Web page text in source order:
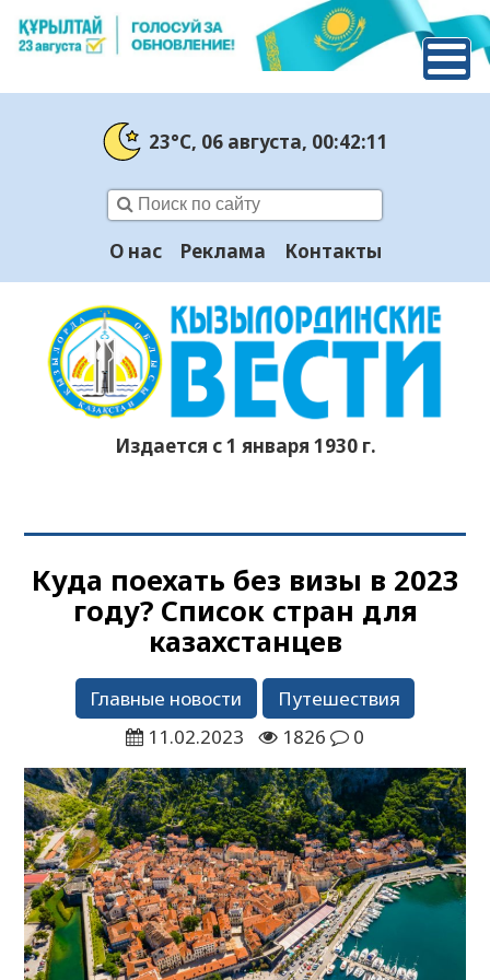
23°C, 06 августа, 00:42:12
О нас Реклама Контакты
Издается с 1 января 1930 г.
Куда поехать без визы в 2023
году? Список стран для
казахстанцев
Главные новости
Путешествия
11.02.2023
1826 0